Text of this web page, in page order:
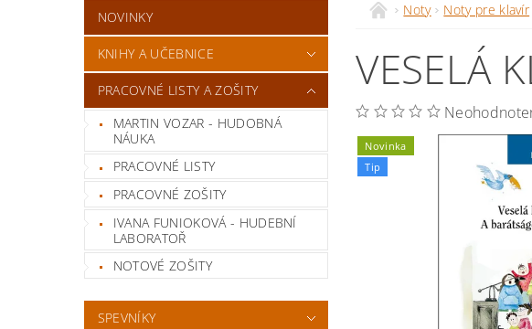
NOVINKY
KNIHY A UČEBNICE
PRACOVNÉ LISTY A ZOŠITY
MARTIN VOZAR - HUDOBNÁ
NÁUKA
PRACOVNÉ LISTY
PRACOVNÉ ZOŠITY
IVANA FUNIOKOVÁ - HUDEBNÍ
LABORATOŘ
NOTOVÉ ZOŠITY
SPEVNÍKY
Noty Noty pre klavír
VESELÁ
Novinka
Tip